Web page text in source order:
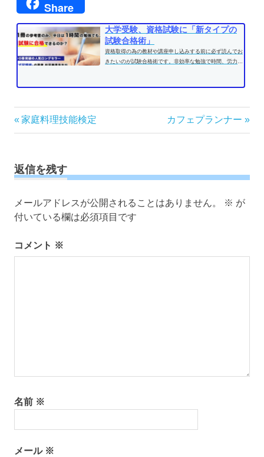
Share
大学受験、資格試験に「新タイプの
試験合格術」
資格取得の為の教材や講座申し込みする前に必ず読んでお
きたいのが試験合格術です。非効率な勉強で時間、労力を
投
稿
ビ
ゲ
ー
シ
ン
前
の
事:
家庭料理技能検定
次
の
カフェプランナー
返信を残す
メールアドレスが公開されることはありません。 ※ が
付いている欄は必須項目です
コメント ※
名前 ※
メール ※